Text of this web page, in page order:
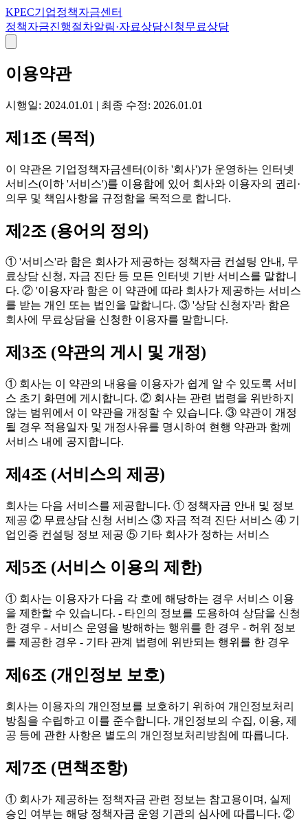
KPEC기업정책자금센터
정책자금진행절차알림·자료상담신청무료상담
이용약관
시행일: 2024.01.01 | 최종 수정: 2026.01.01
제1조 (목적)
이 약관은 기업정책자금센터(이하 '회사')가 운영하는 인터넷
서비스(이하 '서비스')를 이용함에 있어 회사와 이용자의 권리·
의무 및 책임사항을 규정함을 목적으로 합니다.
제2조 (용어의 정의)
① '서비스'라 함은 회사가 제공하는 정책자금 컨설팅 안내, 무
료상담 신청, 자금 진단 등 모든 인터넷 기반 서비스를 말합니
다. ② '이용자'라 함은 이 약관에 따라 회사가 제공하는 서비스
를 받는 개인 또는 법인을 말합니다. ③ '상담 신청자'라 함은
회사에 무료상담을 신청한 이용자를 말합니다.
제3조 (약관의 게시 및 개정)
① 회사는 이 약관의 내용을 이용자가 쉽게 알 수 있도록 서비
스 초기 화면에 게시합니다. ② 회사는 관련 법령을 위반하지
않는 범위에서 이 약관을 개정할 수 있습니다. ③ 약관이 개정
될 경우 적용일자 및 개정사유를 명시하여 현행 약관과 함께
서비스 내에 공지합니다.
제4조 (서비스의 제공)
회사는 다음 서비스를 제공합니다. ① 정책자금 안내 및 정보
제공 ② 무료상담 신청 서비스 ③ 자금 적격 진단 서비스 ④ 기
업인증 컨설팅 정보 제공 ⑤ 기타 회사가 정하는 서비스
제5조 (서비스 이용의 제한)
① 회사는 이용자가 다음 각 호에 해당하는 경우 서비스 이용
을 제한할 수 있습니다. - 타인의 정보를 도용하여 상담을 신청
한 경우 - 서비스 운영을 방해하는 행위를 한 경우 - 허위 정보
를 제공한 경우 - 기타 관계 법령에 위반되는 행위를 한 경우
제6조 (개인정보 보호)
회사는 이용자의 개인정보를 보호하기 위하여 개인정보처리
방침을 수립하고 이를 준수합니다. 개인정보의 수집, 이용, 제
공 등에 관한 사항은 별도의 개인정보처리방침에 따릅니다.
제7조 (면책조항)
① 회사가 제공하는 정책자금 관련 정보는 참고용이며, 실제
승인 여부는 해당 정책자금 운영 기관의 심사에 따릅니다. ②